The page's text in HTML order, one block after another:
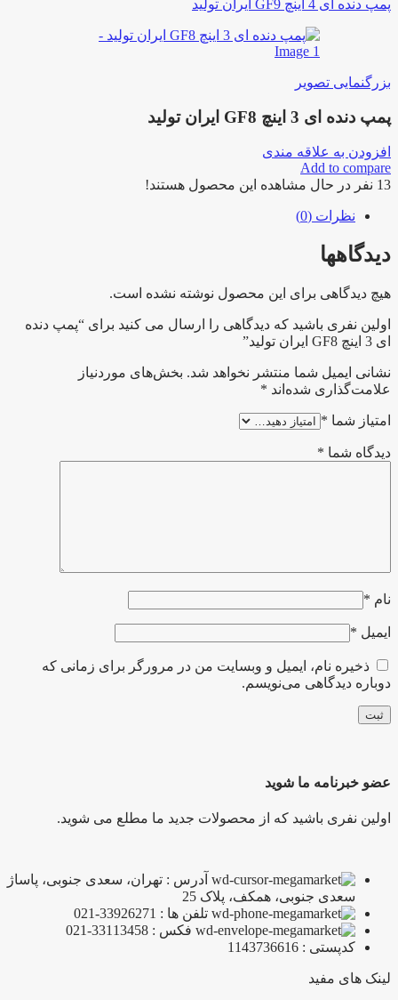
پمپ دنده ای 4 اینچ GF9 ایران تولید
بزرگنمایی تصویر
پمپ دنده ای 3 اینچ GF8 ایران تولید
افزودن به علاقه مندی
Add to compare
13 نفر در حال مشاهده این محصول هستند!
نظرات (0)
دیدگاهها
هیچ دیدگاهی برای این محصول نوشته نشده است.
اولین نفری باشید که دیدگاهی را ارسال می کنید برای “پمپ دنده
ای 3 اینچ GF8 ایران تولید”
نشانی ایمیل شما منتشر نخواهد شد. بخش‌های موردنیاز
علامت‌گذاری شده‌اند *
امتیاز شما *
دیدگاه شما *
نام *
ایمیل *
ذخیره نام، ایمیل و وبسایت من در مرورگر برای زمانی که
دوباره دیدگاهی می‌نویسم.
عضو خبرنامه ما شوید
اولین نفری باشید که از محصولات جدید ما مطلع می شوید.
آدرس : تهران، سعدی جنوبی، پاساژ
سعدی جنوبی، همکف، پلاک 25
تلفن ها : 33926271-021
فکس : 33113458-021
کدپستی : 1143736616
لینک های مفید